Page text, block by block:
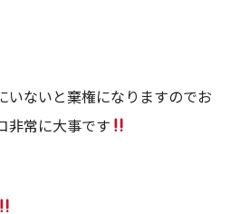
いないと棄権になりますのでお
非常に大事です